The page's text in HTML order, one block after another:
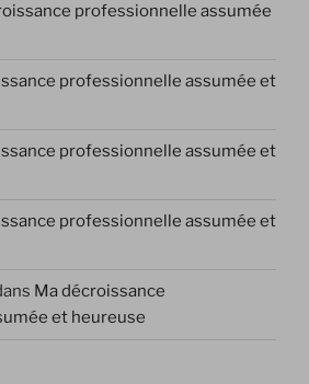
professionnelle assumée
professionnelle assumée et
professionnelle assumée et
professionnelle assumée et
Ma décroissance
et heureuse